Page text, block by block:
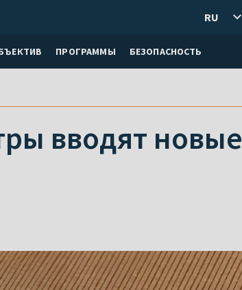
ПРОГРАММЫ БЕЗОПАСНОСТЬ
RU
вводят новые